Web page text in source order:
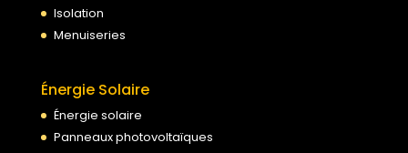
Isolation
Menuiseries
Énergie Solaire
Énergie solaire
Panneaux photovoltaïques